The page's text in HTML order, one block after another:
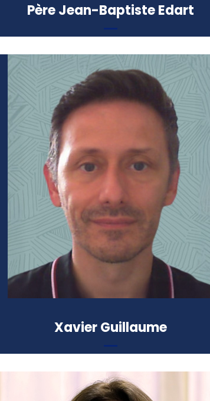
Père Jean-Baptiste Edart
Xavier Guillaume
Ingénieur (ENSCL)
Formation :
D.U. IKW
D.U. Biostatistique et Méthodes en
Santé Publique (Paris-Saclay)